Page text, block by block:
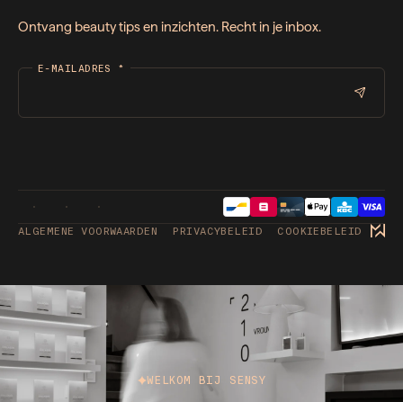
Ontvang beauty tips en inzichten. Recht in je inbox.
E-MAILADRES *
ALGEMENE VOORWAARDEN PRIVACYBELEID COOKIEBELEID
WELKOM BIJ SENSY